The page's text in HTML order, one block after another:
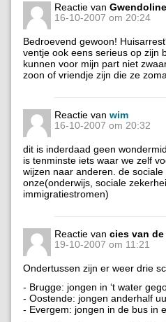
Reactie van Gwendoline
16-10-2007 om 20:24
Bedroevend gewoon!
ventje ook eens serieus op zijn
kunnen voor mijn part niet
zoon of vriendje zijn die ze
Reactie van wim
16-10-2007 om 20:32
dit is inderdaad geen
is tenminste iets waar we zelf
wijzen naar anderen. de
onze(onderwijs, sociale
immigratiestromen)
Reactie van cies van
19-10-2007 om 11:21
Ondertussen zijn er weer drie
- Brugge: jongen in ‘t water
- Oostende: jongen anderhalf
- Evergem: jongen in de bus in